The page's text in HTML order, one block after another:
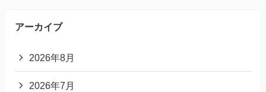
アーカイブ
2026年8月
2026年7月